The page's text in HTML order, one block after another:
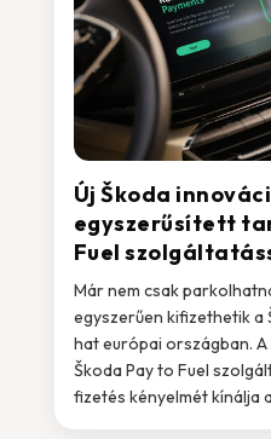
Új Škoda
egyszerűsített
Fuel
Már nem csak
egyszerűen kifizethetik
hat európai országban. A
Škoda Pay to Fuel
fizetés kényelmét kínálja